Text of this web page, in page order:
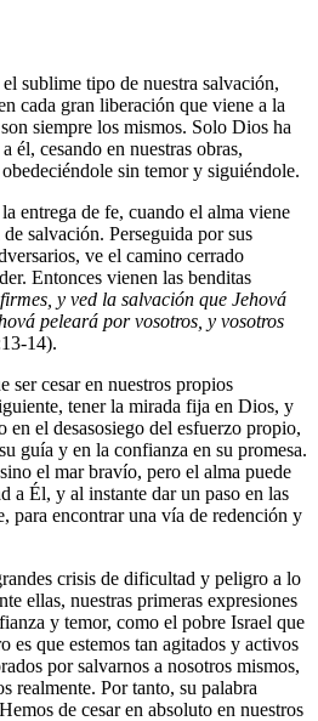
sublime tipo de nuestra salvación,
cada gran liberación que viene a la
siempre los mismos. Solo Dios ha
él, cesando en nuestras obras,
sin temor y siguiéndole.
entrega de fe, cuando el alma viene
salvación. Perseguida por sus
ve el camino cerrado
Entonces vienen las benditas
y ved la salvación que Jehová
peleará por vosotros, y vosotros
14).
ser cesar en nuestros propios
tener la mirada fija en Dios, y
en el desasosiego del esfuerzo propio,
guía y en la confianza en su promesa.
el mar bravío, pero el alma puede
a Él, y al instante dar un paso en las
para encontrar una vía de redención y
crisis de dificultad y peligro a lo
ellas, nuestras primeras expresiones
y temor, como el pobre Israel que
es que estemos tan agitados y activos
por salvarnos a nosotros mismos,
realmente. Por tanto, su palabra
de cesar en absoluto en nuestros